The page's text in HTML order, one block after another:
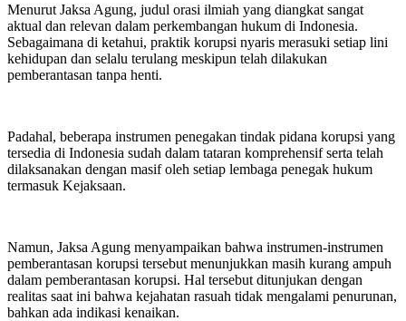
Menurut Jaksa Agung, judul orasi ilmiah yang diangkat sangat
aktual dan relevan dalam perkembangan hukum di Indonesia.
Sebagaimana di ketahui, praktik korupsi nyaris merasuki setiap lini
kehidupan dan selalu terulang meskipun telah dilakukan
pemberantasan tanpa henti.
Padahal, beberapa instrumen penegakan tindak pidana korupsi yang
tersedia di Indonesia sudah dalam tataran komprehensif serta telah
dilaksanakan dengan masif oleh setiap lembaga penegak hukum
termasuk Kejaksaan.
Namun, Jaksa Agung menyampaikan bahwa instrumen-instrumen
pemberantasan korupsi tersebut menunjukkan masih kurang ampuh
dalam pemberantasan korupsi. Hal tersebut ditunjukan dengan
realitas saat ini bahwa kejahatan rasuah tidak mengalami penurunan,
bahkan ada indikasi kenaikan.